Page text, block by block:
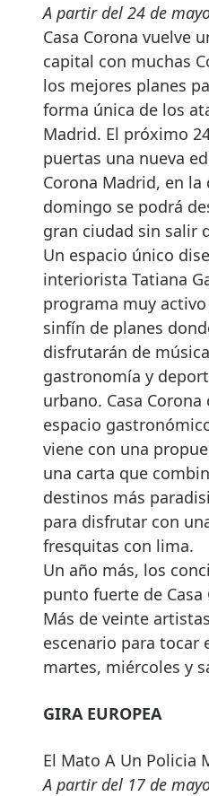
A partir del 24 de
Casa Corona vuelve
capital con muchas
los mejores planes
forma única de los
Madrid. El próximo
puertas una nueva
Corona Madrid, en la
domingo se podrá
gran ciudad sin salir
Un espacio único
interiorista Tatiana
programa muy
sinfín de planes
disfrutarán de
gastronomía y
urbano. Casa
espacio
viene con una
una carta que
destinos más
para disfrutar con
fresquitas con lima.
Un año más, los
punto fuerte de Casa
Más de veinte
escenario para tocar
martes, miércoles y
GIRA EUROPEA
El Mato A Un Policia
A partir del 17 de